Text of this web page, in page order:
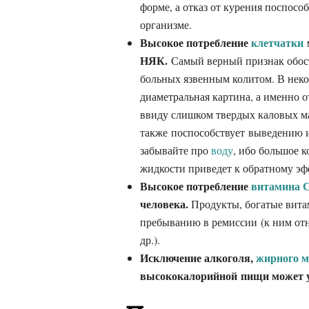
форме, а отказ от курения
организме.
Высокое потреблениеклетчатки
НЯК. Самый верный признак
больных язвенным колитом. В
диаметральная картина, а именно
ввиду слишком твердых каловых
также поспособствует
забывайте проводу, ибо большое
жидкости приведет к обратному
Высокое потреблениевитамина
человека.Продукты, богатые
пребыванию в ремиссии (к ним
др.).
Исключение алкоголя,жирного
высококалорийной пищи может